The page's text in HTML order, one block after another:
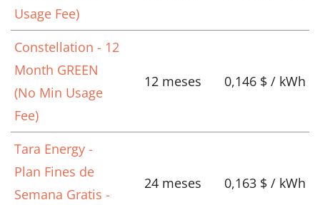
Usage Fee)
Constellation - 12
Month GREEN
(No Min Usage
Fee)
12 meses 0,146 $ / kWh
Tara Energy -
Plan Fines de
Semana Gratis -
24 meses 0,163 $ / kWh